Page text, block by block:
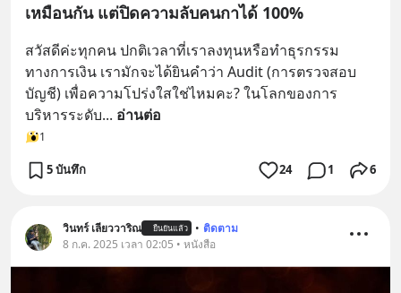
เหมือนกัน แต่ปิดความลับคนกาได้ 100%
สวัสดีค่ะทุกคน ปกติเวลาที่เราลงทุนหรือทำธุรกรรม
ทางการเงิน เรามักจะได้ยินคำว่า Audit (การตรวจสอบ
บัญชี) เพื่อความโปร่งใสใช่ไหมคะ? ในโลกของการ
บริหารระดับ... อ่านต่อ
1
5 บันทึก 24 1 6
วินทร์ เลียววาริณ ยืนยันแล้ว • ติดตาม
8 ก.ค. 2025 เวลา 02:05 • หนังสือ